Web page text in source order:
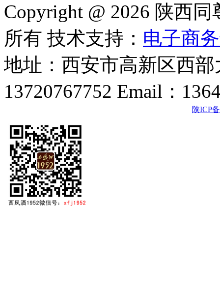
Copyright @ 2026 陕西
所有 技术支持： 电子商
地址：西安市高新区西
13720767752 Email：
陕ICP